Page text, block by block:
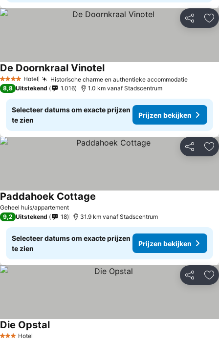
Delen
4 SterrenHotel Historische charme en authentieke accommodatiePrijzen
De Doornkraal VinotelPrijzen bekijken
8,8 Uitstekend 1.016 1.0 km vanaf Stadscentrum
Selecteer datums om exacte prijzen
te zien
Prijzen bekijken
Delen
Geheel huis/appartement
Paddahoek Cottage
9,2 Uitstekend 18 31.9 km vanaf Stadscentrum
Selecteer datums om exacte prijzen
te zien
Prijzen bekijken
Delen
Hotel
Die OpstalPrijzen bekijken